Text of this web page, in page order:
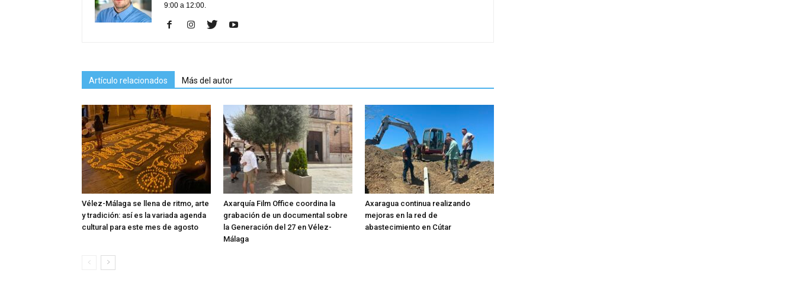
9:00 a 12:00.
Artículo relacionados Más del autor
Vélez-Málaga se llena de ritmo, arte
y tradición: así es la variada agenda
cultural para este mes de agosto
Axarquía Film Office coordina la
grabación de un documental sobre
la Generación del 27 en Vélez-
Málaga
Axaragua continua realizando
mejoras en la red de
abastecimiento en Cútar